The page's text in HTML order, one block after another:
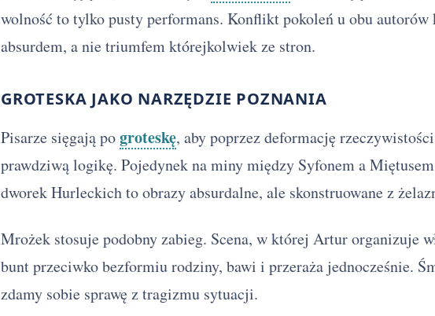
wolność to tylko pusty performans. Konflikt pokoleń u obu autorów
absurdem, a nie triumfem którejkolwiek ze stron.
GROTESKA JAKO NARZĘDZIE POZNANIA
Pisarze sięgają pogroteskę, aby poprzez deformację
prawdziwą logikę. Pojedynek na miny między Syfonem a
dworek Hurleckich to obrazy absurdalne, ale skonstruowane z
Mrożek stosuje podobny zabieg. Scena, w której Artur organizuje
bunt przeciwko bezformiu rodziny, bawi i przeraża jednocześnie.
zdamy sobie sprawę z tragizmu sytuacji.